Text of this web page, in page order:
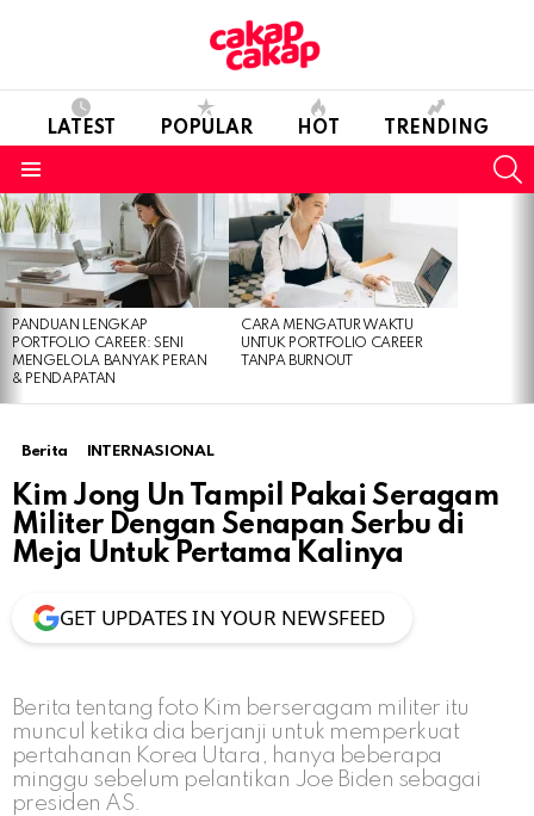
LATEST POPULAR HOT TRENDING
LATEST
STORIES
PANDUAN LENGKAP
PORTFOLIO CAREER: SENI
MENGELOLA BANYAK PERAN
& PENDAPATAN
CARA MENGATUR WAKTU
UNTUK PORTFOLIO CAREER
TANPA BURNOUT
Berita INTERNASIONAL
Kim Jong Un Tampil Pakai Seragam
Militer Dengan Senapan Serbu di
Meja Untuk Pertama Kalinya
GET UPDATES IN YOUR NEWSFEED
Berita tentang foto Kim berseragam militer itu
muncul ketika dia berjanji untuk memperkuat
pertahanan Korea Utara, hanya beberapa
minggu sebelum pelantikan Joe Biden sebagai
presiden AS.